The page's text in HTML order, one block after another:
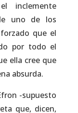
inclemente
uno de los
que el
por todo el
ella cree que
absurda.
-supuesto
que, dicen,